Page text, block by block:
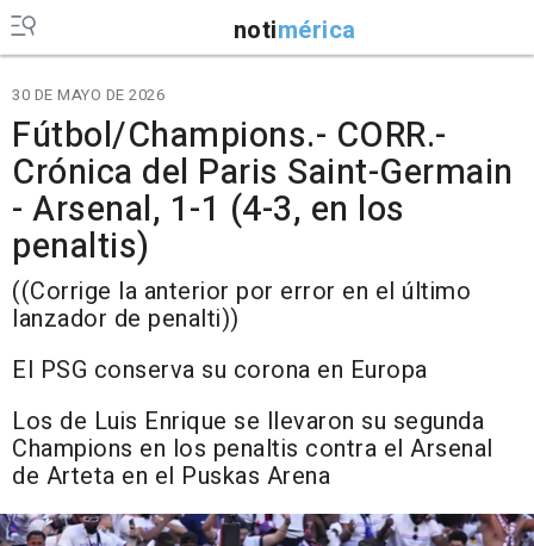
notimérica
30 DE MAYO DE 2026
Fútbol/Champions.- CORR.-
Crónica del Paris Saint-Germain
- Arsenal, 1-1 (4-3, en los
penaltis)
((Corrige la anterior por error en el último
lanzador de penalti))
El PSG conserva su corona en Europa
Los de Luis Enrique se llevaron su segunda
Champions en los penaltis contra el Arsenal
de Arteta en el Puskas Arena